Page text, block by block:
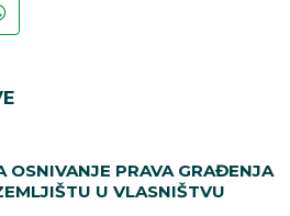
OSNIVANJE PRAVA GRAĐENJA
U VLASNIŠTVU